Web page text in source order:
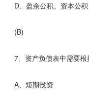
D、盈余公积、资本公积
(B)
7、资产负债表中需要根
A、短期投资